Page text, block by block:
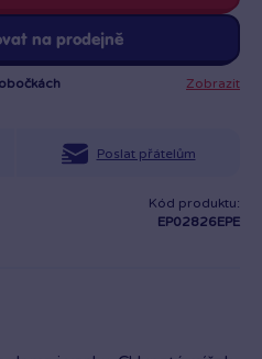
na prodejně
Zobrazit
Poslat přátelům
Kód produktu:
EP02826EPE